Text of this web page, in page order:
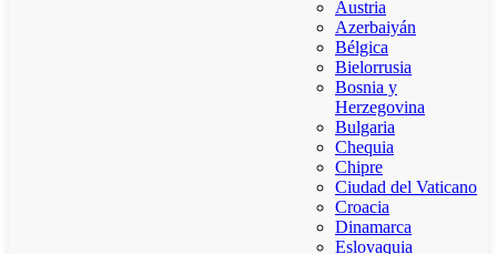
Austria
Azerbaiyán
Bélgica
Bielorrusia
Bosnia y
Herzegovina
Bulgaria
Chequia
Chipre
Ciudad del Vaticano
Croacia
Dinamarca
Eslovaquia